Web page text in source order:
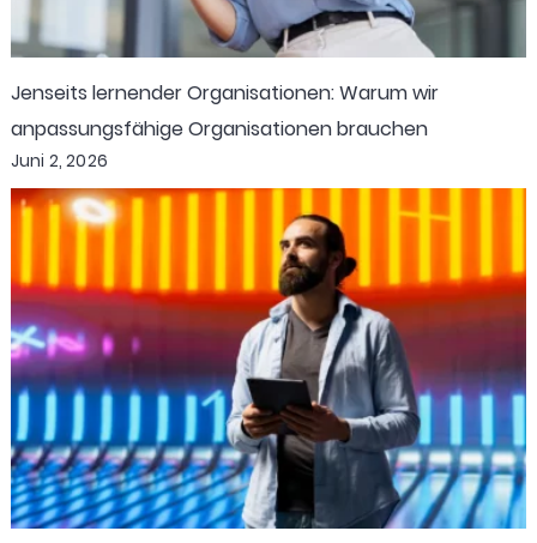
Jenseits lernender Organisationen: Warum wir
anpassungsfähige Organisationen brauchen
Juni 2, 2026